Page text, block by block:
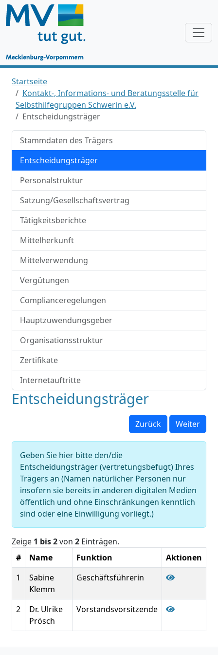
Startseite
Kontakt-, Informations- und Beratungsstelle für
Selbsthilfegruppen Schwerin e.V.
Entscheidungsträger
Stammdaten des Trägers
Entscheidungsträger
Personalstruktur
Satzung/Gesellschaftsvertrag
Tätigkeitsberichte
Mittelherkunft
Mittelverwendung
Vergütungen
Complianceregelungen
Hauptzuwendungsgeber
Organisationsstruktur
Zertifikate
Internetauftritte
Entscheidungsträger
Zurück Weiter
Geben Sie hier bitte den/die
Entscheidungsträger (vertretungsbefugt) Ihres
Trägers an (Namen natürlicher Personen nur
insofern sie bereits in anderen digitalen Medien
öffentlich und ohne Einschränkungen kenntlich
sind oder eine Einwilligung vorliegt.)
Zeige 1 bis 2von 2 Einträgen.
#
Name Funktion
Aktionen
1
Sabine
Klemm
Geschäftsführerin
2
Dr. Ulrike
Prösch
Vorstandsvorsitzende